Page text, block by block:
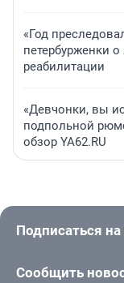
«Год
петербурженки
реабилитации
«Девчонки, вы
подпольной
обзор YA62.RU
Подписаться
Сообщить